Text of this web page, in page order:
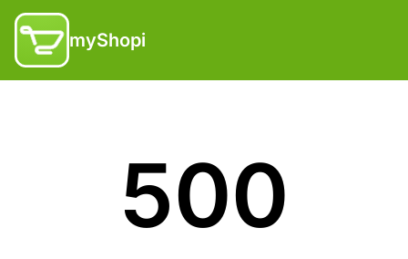
myShopi
500